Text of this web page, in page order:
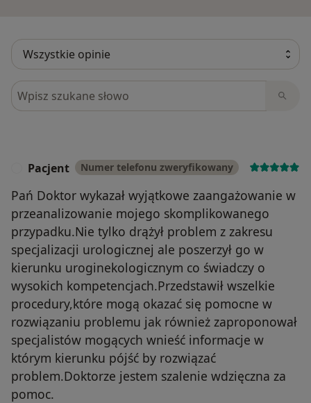
Szukaj w opiniach
Pacjent Numer telefonu zweryfikowany
Pań Doktor wykazał wyjątkowe zaangażowanie w
przeanalizowanie mojego skomplikowanego
przypadku.Nie tylko drążył problem z zakresu
specjalizacji urologicznej ale poszerzył go w
kierunku uroginekologicznym co świadczy o
wysokich kompetencjach.Przedstawił wszelkie
procedury,które mogą okazać się pomocne w
rozwiązaniu problemu jak również zaproponował
specjalistów mogących wnieść informacje w
którym kierunku pójść by rozwiązać
problem.Doktorze jestem szalenie wdzięczna za
pomoc.